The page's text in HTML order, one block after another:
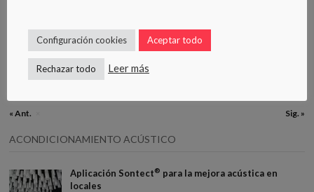
compromiso.
Tags:Acondicionamiento acústico
Basotect × Conferencia acústica
« Ant. Sig. »
ACONDICIONAMIENTO ACÚSTICO
Aplicación Sontect® para la mejora acústica en
locales
Configuración cookies Aceptar todo
Rechazar todo Leer más